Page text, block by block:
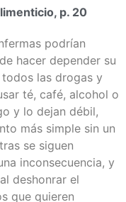
p. 20
podrían
hacer depender su
las drogas y
té, café, alcohol o
y lo dejan débil,
más simple sin un
se siguen
inconsecuencia, y
deshonrar el
que quieren